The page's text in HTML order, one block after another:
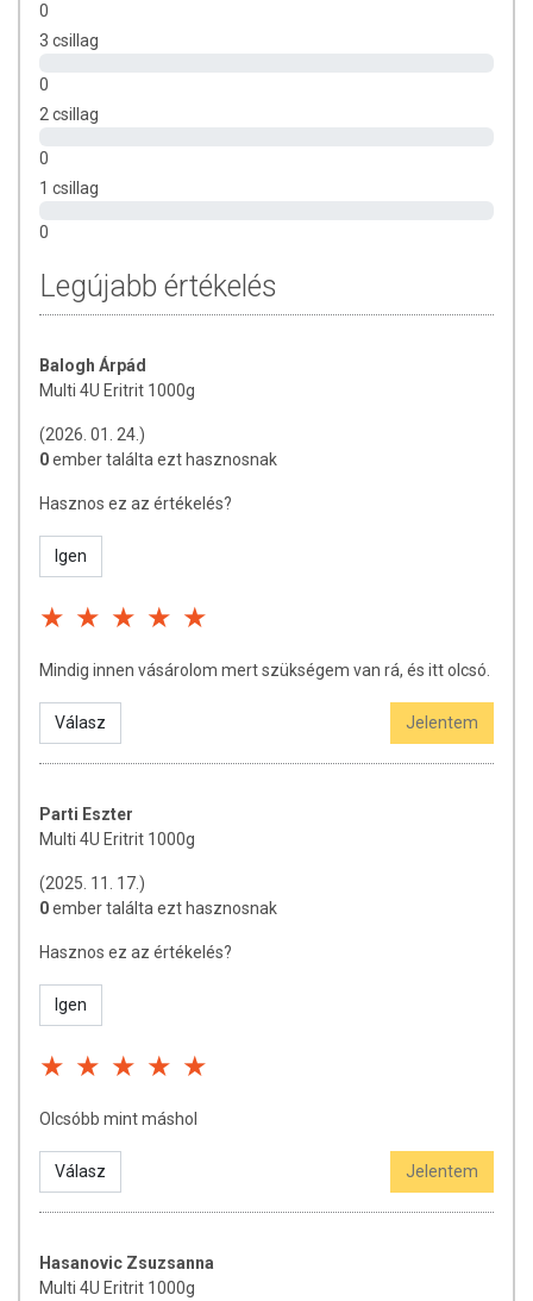
0
3 csillag
0
2 csillag
0
1 csillag
0
Legújabb értékelés
Balogh Árpád
Multi 4U Eritrit 1000g
(2026. 01. 24.)
0ember találta ezt hasznosnak
Hasznos ez az értékelés?
Igen
Mindig innen vásárolom mert szükségem van rá, és itt olcsó.
Válasz Jelentem
Parti Eszter
Multi 4U Eritrit 1000g
(2025. 11. 17.)
0ember találta ezt hasznosnak
Hasznos ez az értékelés?
Igen
Olcsóbb mint máshol
Válasz Jelentem
Hasanovic Zsuzsanna
Multi 4U Eritrit 1000g